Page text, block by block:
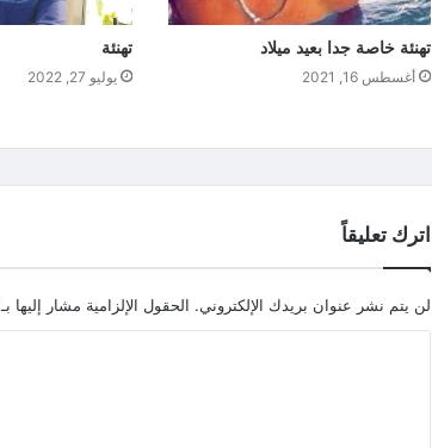
تهنئة خاصة جدا بعيد ميلاد
أغسطس 16, 2021
تهنئة
يوليو 27, 2022
اترك تعليقاً
لن يتم نشر عنوان بريدك الإلكتروني. الحقول الإلزامية مشار إليها بـ